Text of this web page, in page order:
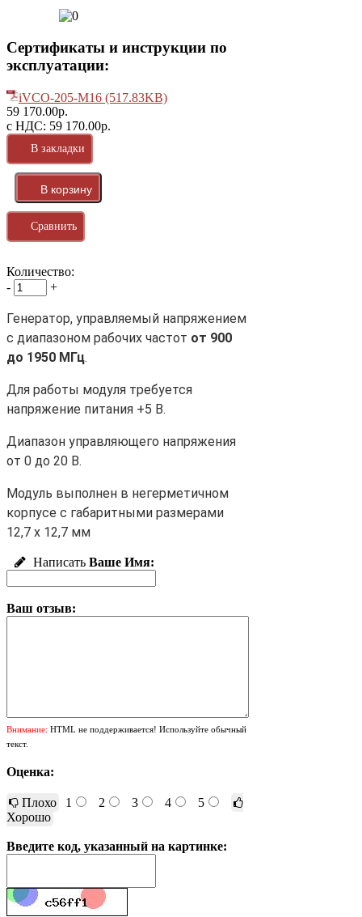
Сертификаты и инструкции по
эксплуатации:
iVCO-205-M16 (517.83KB)
59 170.00р.
с НДС: 59 170.00р.
В закладки
Сравнить
Количество:
-
+
Генератор, управляемый напряжением
с диапазоном рабочих частот от 900
до 1950 МГц.
Для работы модуля требуется
напряжение питания +5 В.
Диапазон управляющего напряжения
от 0 до 20 В.
Модуль выполнен в негерметичном
корпусе с габаритными размерами
12,7 х 12,7 мм
Написать Ваше Имя:
Ваш отзыв:
Внимание: HTML не поддерживается! Используйте обычный
текст.
Оценка:
Плохо 1 2 3 4
5
Хорошо
Введите код, указанный на картинке: